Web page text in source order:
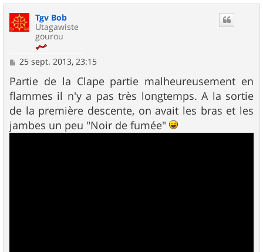
Tgv Bob
Utagawiste
gourou
M
s
s
a
g
e
25 sept. 2013, 23:15
Partie de la Clape partie malheureusement en
flammes il n'y a pas très longtemps. A la sortie
de la première descente, on avait les bras et les
jambes un peu "Noir de fumée"